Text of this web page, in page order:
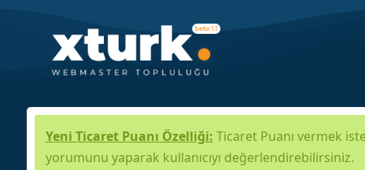
Yeni Ticaret Puanı Özelliği: Ticaret Puanı vermek
yorumunu yaparak kullanıcıyı değerlendirebilirsiniz.